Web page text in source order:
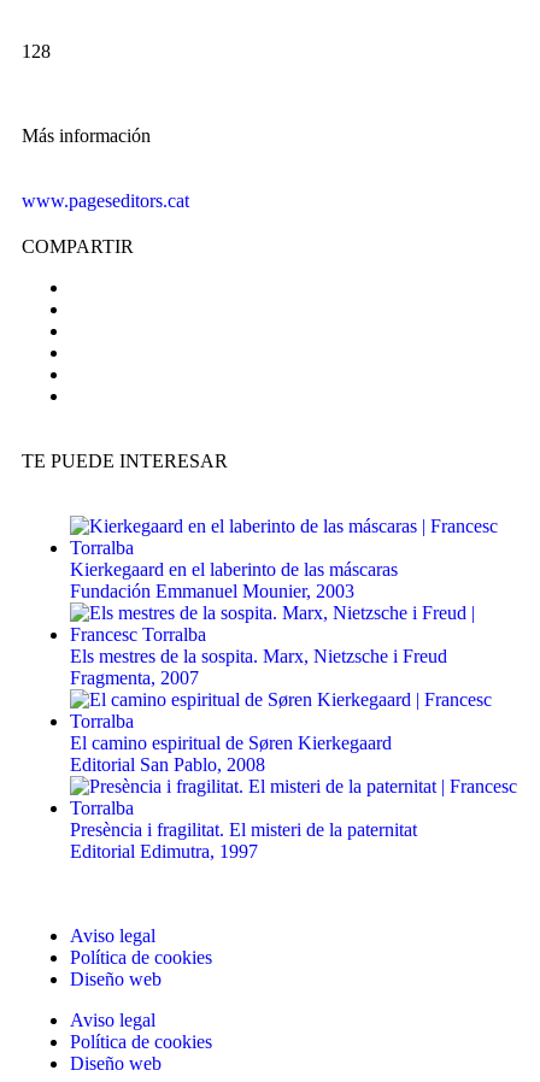
128
Más información
www.pageseditors.cat
COMPARTIR
TE PUEDE INTERESAR
Kierkegaard en el laberinto de las máscaras
Fundación Emmanuel Mounier, 2003
Els mestres de la sospita. Marx, Nietzsche i Freud
Fragmenta, 2007
El camino espiritual de Søren Kierkegaard
Editorial San Pablo, 2008
Presència i fragilitat. El misteri de la paternitat
Editorial Edimutra, 1997
Aviso legal
Política de cookies
Diseño web
Aviso legal
Política de cookies
Diseño web